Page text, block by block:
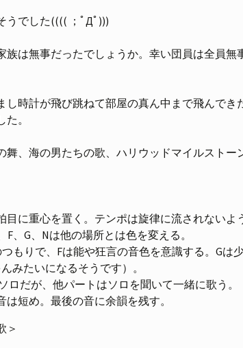
うでした(((( ；ﾟДﾟ)))
族は無事だったでしょうか。幸い団員は全員
し時計が飛び跳ねて部屋の真ん中まで飛んで
。
舞、海の男たちの歌、ハリウッドマイルストー
目に重心を置く。テンポは旋律に流されないよ
F、G、Nは他の場所とは色を変える。
もりで、Fは能や狂言の音色を意識する。G
みたいになるそうです）。
ロだが、他パートはソロを聞いて一緒に歌う。
は短め。最後の音に余韻を残す。
＞